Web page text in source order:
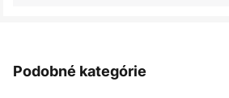
Podobné kategórie